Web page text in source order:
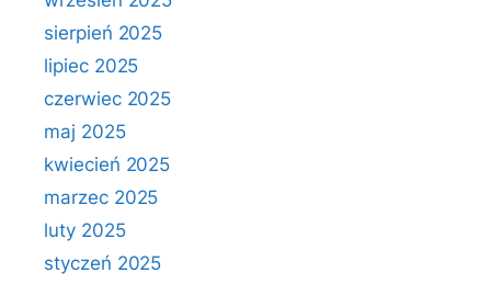
sierpień 2025
lipiec 2025
czerwiec 2025
maj 2025
kwiecień 2025
marzec 2025
luty 2025
styczeń 2025